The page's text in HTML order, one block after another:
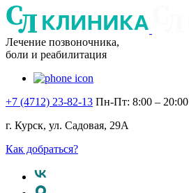
Лечение позвоночника,
боли и реабилитация
+7 (4712) 23-82-13 Пн-Пт: 8:00 – 20:00
г. Курск, ул. Садовая, 29А
Как добраться?